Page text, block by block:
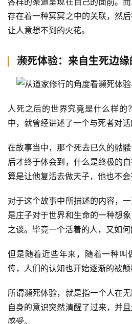
存在着一种冥冥之中的关联，然
让人意想不到的火花。
濒死体验：来自生死边
人死之后的世界究竟是什么样的
中，就曾经讲述了一个与死者对话
在故事当中，那个死去已久的骷
后才终于体会到，什么是终极的
算是让他复活去做天子，他也不会
对于这个故事中所描述的内容，
是庄子对于世界和生命的一种想
之谈。毕竟一个活着的人，又如
但是随着近些年来，随着一种叫
传，人们的认知也开始逐渐的被颠
所谓濒死体验，就是指一个人在
自身的意识突然清醒了过来，并
感受。